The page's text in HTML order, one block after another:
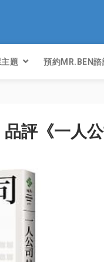
題 預約MR.BEN諮
評《一人公